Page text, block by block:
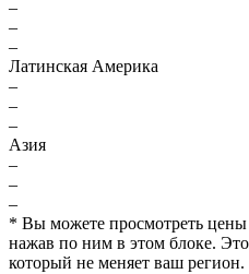
–
–
–
Латинская Америка
–
–
–
Азия
–
–
–
* Вы можете просмотреть цены
нажав по ним в этом блоке.
который не меняет ваш регион.